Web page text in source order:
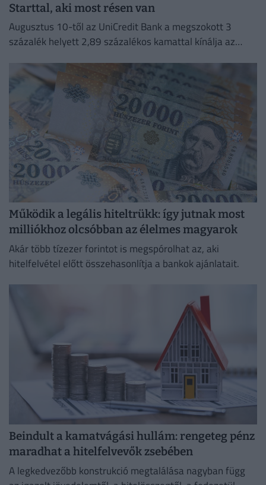
Starttal, aki most résen van
Augusztus 10-től az UniCredit Bank a megszokott 3
százalék helyett 2,89 százalékos kamattal kínálja az
Működik a legális hiteltrükk: így jutnak most
milliókhoz olcsóbban az élelmes magyarok
Akár több tízezer forintot is megspórolhat az, aki
hitelfelvétel előtt összehasonlítja a bankok ajánlatait.
Beindult a kamatvágási hullám: rengeteg pénz
maradhat a hitelfelvevők zsebében
A legkedvezőbb konstrukció megtalálása nagyban függ